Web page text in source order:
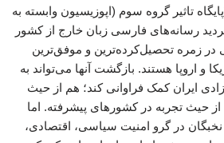
تاثیر گروه سوم (اپوزیسیون وابسته به
رسانه‌های فارسی زبان خارج از کشور
در زمره تحصیل‌کرده‌ترین و موفق‌ترین
و اروپا هستند. بازگشت آنها می‌تواند به
ایران کمک فراوانی کند؛ هم از حیث
حیث تجربه در کشورهای پیشرفته. اما
در گرو امنیت سیاسی، اقتصادی،